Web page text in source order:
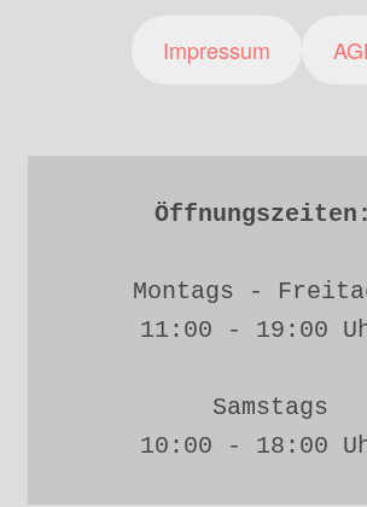
Impressum
Montags -
11:00 - 19:00
Samstags
10:00 - 18:00